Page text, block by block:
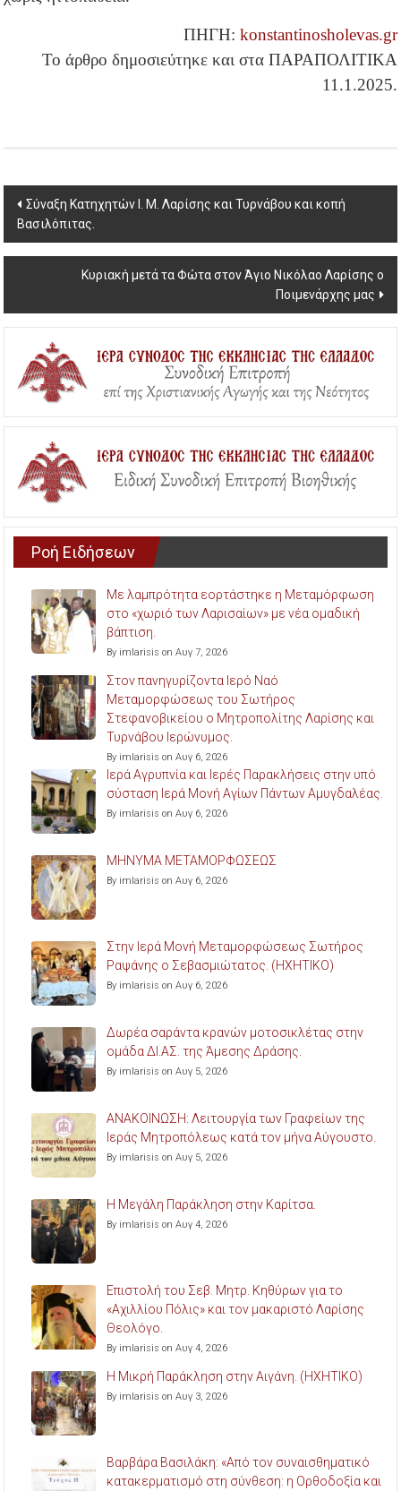
ΠΗΓΗ: konstantinosholevas.gr
Το άρθρο δημοσιεύτηκε και στα ΠΑΡΑΠΟΛΙΤΙΚΑ
11.1.2025.
Post
navigation
Σύναξη Κατηχητών Ι. Μ. Λαρίσης και Τυρνάβου και κοπή
Βασιλόπιτας.
Κυριακή μετά τα Φώτα στον Άγιο Νικόλαο Λαρίσης ο
Ποιμενάρχης μας
Ροή Ειδήσεων
Με λαμπρότητα εορτάστηκε η Μεταμόρφωση
στο «χωριό των Λαρισαίων» με νέα ομαδική
βάπτιση.
By imlarisis on Αυγ 7, 2026
Στον πανηγυρίζοντα Ιερό Ναό
Μεταμορφώσεως του Σωτήρος
Στεφανοβικείου ο Μητροπολίτης Λαρίσης και
Τυρνάβου Ιερώνυμος.
By imlarisis on Αυγ 6, 2026
Ιερά Αγρυπνία και Ιερές Παρακλήσεις στην υπό
σύσταση Ιερά Μονή Αγίων Πάντων Αμυγδαλέας.
By imlarisis on Αυγ 6, 2026
ΜΗΝΥΜΑ ΜΕΤΑΜΟΡΦΩΣΕΩΣ
By imlarisis on Αυγ 6, 2026
Στην Ιερά Μονή Μεταμορφώσεως Σωτήρος
Ραψάνης ο Σεβασμιώτατος. (ΗΧΗΤΙΚΟ)
By imlarisis on Αυγ 6, 2026
Δωρέα σαράντα κρανών μοτοσικλέτας στην
ομάδα ΔΙ.ΑΣ. της Άμεσης Δράσης.
By imlarisis on Αυγ 5, 2026
ΑΝΑΚΟΙΝΩΣΗ: Λειτουργία των Γραφείων της
Ιεράς Μητροπόλεως κατά τον μήνα Αύγουστο.
By imlarisis on Αυγ 5, 2026
Η Μεγάλη Παράκληση στην Καρίτσα.
By imlarisis on Αυγ 4, 2026
Επιστολή του Σεβ. Μητρ. Κηθύρων για το
«Αχιλλίου Πόλις» και τον μακαριστό Λαρίσης
Θεολόγο.
By imlarisis on Αυγ 4, 2026
Η Μικρή Παράκληση στην Αιγάνη. (ΗΧΗΤΙΚΟ)
By imlarisis on Αυγ 3, 2026
Βαρβάρα Βασιλάκη: «Από τον συναισθηματικό
κατακερματισμό στη σύνθεση: η Ορθοδοξία και